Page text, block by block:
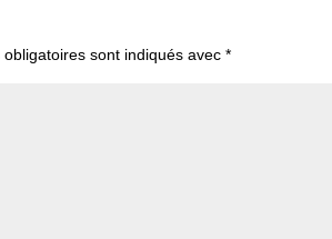
obligatoires sont indiqués avec*